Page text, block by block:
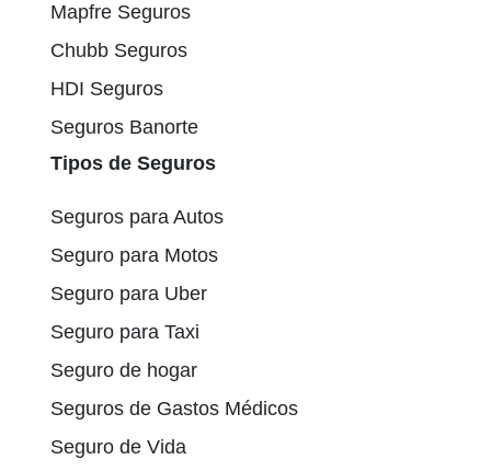
Mapfre Seguros
Chubb Seguros
HDI Seguros
Seguros Banorte
Tipos de Seguros
Seguros para Autos
Seguro para Motos
Seguro para Uber
Seguro para Taxi
Seguro de hogar
Seguros de Gastos Médicos
Seguro de Vida